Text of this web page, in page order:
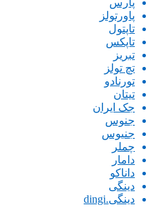
پاورتولز
تاپتول
تاپکس
تبریز
تچ تولز
تورنادو
تیتان
جک ایران
جنوس
جنیوس
چملر
دامار
داناکو
دینگی
دینگی.dingi